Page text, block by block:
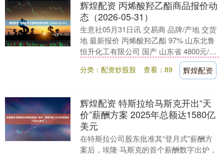
辉煌配资 丙烯酸羟乙酯商品报价动
态（2026-05-31）
生意社05月31日讯 交易商 品牌/产地 交货
地 最新报价 丙烯酸羟乙酯 97% 山东北鲁
恒升化工有限公司 国产 山东省 4800元/吨
分类：配资炒股股 查看：89 辉煌配资
辉煌配资 特斯拉给马斯克开出“天
价”薪酬方案 2025年总额达1580亿
美元
在特斯拉公司股东批准其“登月式”薪酬方
案后，埃隆·马斯克的首个薪酬数字出炉，